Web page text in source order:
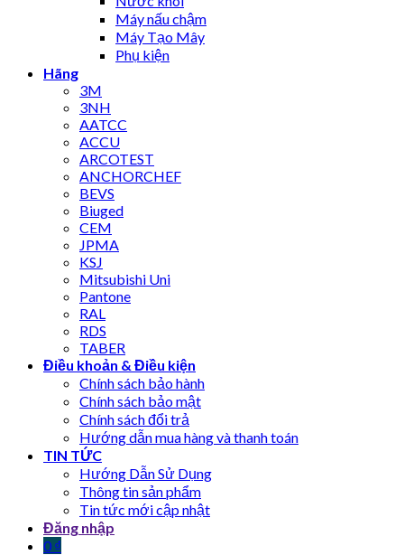
Máy nấu chậm
Máy Tạo Mây
Phụ kiện
Hãng
3M
3NH
AATCC
ACCU
ARCOTEST
ANCHORCHEF
BEVS
Biuged
CEM
JPMA
KSJ
Mitsubishi Uni
Pantone
RAL
RDS
TABER
Điều khoản & Điều kiện
Chính sách bảo hành
Chính sách bảo mật
Chính sách đổi trả
Hướng dẫn mua hàng và thanh toán
TIN TỨC
Hướng Dẫn Sử Dụng
Thông tin sản phẩm
Tin tức mới cập nhật
Đăng nhập
0 ₫